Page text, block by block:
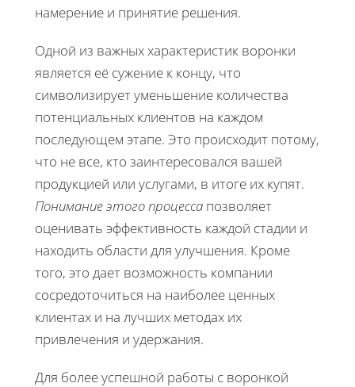
намерение и принятие решения.
Одной из важных характеристик воронки
является её сужение к концу, что
символизирует уменьшение количества
потенциальных клиентов на каждом
последующем этапе. Это происходит потому,
что не все, кто заинтересовался вашей
продукцией или услугами, в итоге их купят.
Понимание этого процесса позволяет
оценивать эффективность каждой стадии и
находить области для улучшения. Кроме
того, это дает возможность компании
сосредоточиться на наиболее ценных
клиентах и на лучших методах их
привлечения и удержания.
Для более успешной работы с воронкой